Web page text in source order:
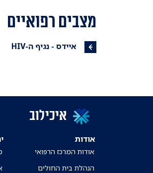
מצבים רפואיים
איידס - נגיף ה-HIV
איכילוב
אודות
אודות המרכז הרפואי
הנהלת בית החולים